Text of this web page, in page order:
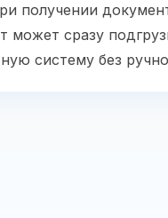
получении
может сразу
систему без